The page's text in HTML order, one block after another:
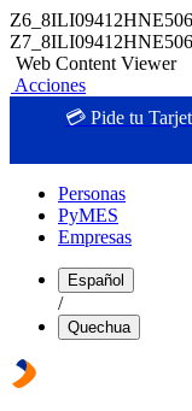
Web Content Viewer
Acciones
💳 Pide tu
Personas
PyMES
Empresas
Español
/
Quechua